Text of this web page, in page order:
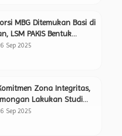
MBG Ditemukan Basi di
LSM PAKIS Bentuk
Independen Awasi
Sep 2025
Zona Integritas,
Lakukan Studi
Mojokerto yang
Sep 2025